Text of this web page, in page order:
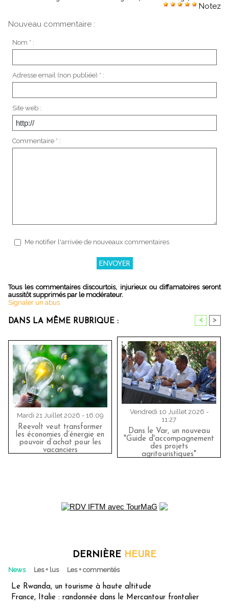
Notez
Nouveau commentaire :
Nom * :
Adresse email (non publiée) * :
Site web :
Commentaire * :
Me notifier l'arrivée de nouveaux commentaires
Tous les commentaires discourtois, injurieux ou diffamatoires seront
aussitôt supprimés par le modérateur.
Signaler un abus
DANS LA MÊME RUBRIQUE : < >
Mardi 21 Juillet 2026 - 16:09
Reevolt veut transformer
les économies d’énergie en
pouvoir d’achat pour les
vacanciers
Vendredi 10 Juillet 2026 -
11:27
Dans le Var, un nouveau
"Guide d'accompagnement
des projets
agritouristiques"
DERNIÈRE HEURE
News Les + lus Les + commentés
Le Rwanda, un tourisme à haute altitude
France, Italie : randonnée dans le Mercantour frontalier